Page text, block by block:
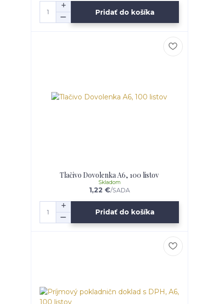
Pridať do košíka
Tlačivo Dovolenka A6, 100 listov
1,22 €/SADA
Skladom
Pridať do košíka